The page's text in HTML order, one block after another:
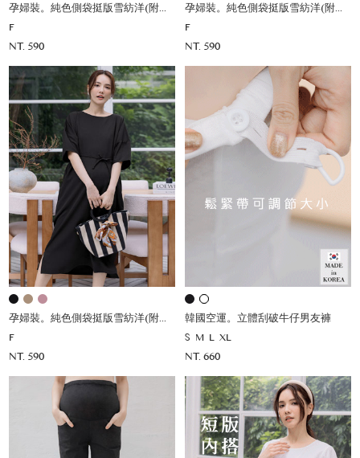
孕婦裝。純色側袋挺版雪紡洋(附綁帶)
F
NT. 590
孕婦裝。純色側袋挺版雪紡洋(附綁帶)
F
NT. 590
孕婦裝。純色側袋挺版雪紡洋(附綁帶)
F
NT. 590
韓國空運。立體刮破牛仔男友褲
S M L XL
NT. 660